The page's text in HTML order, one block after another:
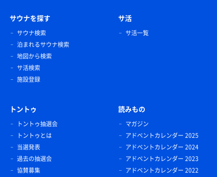
サウナを探す
サウナ検索
泊まれるサウナ検索
地図から検索
サ活検索
施設登録
サ活
サ活一覧
トントゥ
トントゥ抽選会
トントゥとは
当選発表
過去の抽選会
協賛募集
読みもの
マガジン
アドベントカレンダー 2025
アドベントカレンダー 2024
アドベントカレンダー 2023
アドベントカレンダー 2022